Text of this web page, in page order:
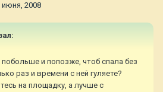
июня, 2008
побольше и попозже, чтоб спала без
раз и времени с ней гуляете?
на площадку, а лучше с